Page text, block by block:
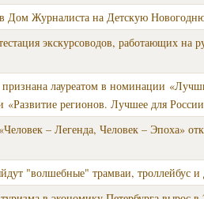
Дом Журналиста на Детскую
экскурсоводов, работающих на
лауреатом в номинации
«Развитие регионов. Лучшее для
– Легенда, Человек – Эпоха»
"волшебные" трамваи, троллейбус